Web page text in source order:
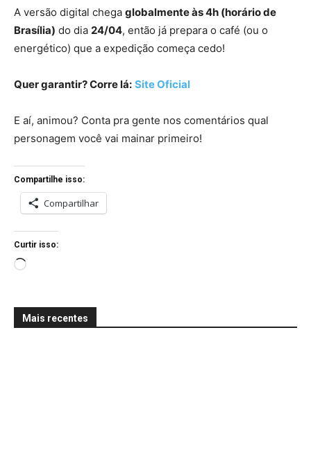
A versão digital chega globalmente às 4h (horário de
Brasília) do dia 24/04, então já prepara o café (ou o
energético) que a expedição começa cedo!
Quer garantir? Corre lá: Site Oficial
E aí, animou? Conta pra gente nos comentários qual
personagem você vai mainar primeiro!
Compartilhe isso:
Compartilhar
Curtir isso:
C
r
Mais recentes